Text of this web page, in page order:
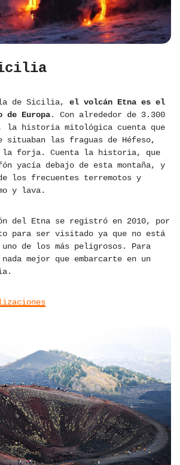
de Sicilia, el volcán Etna es el
de Europa. Con alrededor de 3.300
la historia mitológica cuenta que
las fraguas de Héfeso,
la forja. Cuenta la historia, que
yacía debajo de esta montaña, y
los frecuentes terremotos y
y lava.
del Etna se registró en 2010, por
para ser visitado ya que no está
uno de los más peligrosos. Para
mejor que embarcarte en un